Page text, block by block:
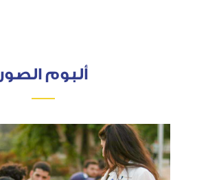
ألبوم الصور